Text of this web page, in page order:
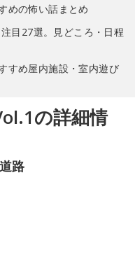
めの怖い話まとめ
目27選。見どころ・日程
すめ屋内施設・室内遊び
の詳細情
路